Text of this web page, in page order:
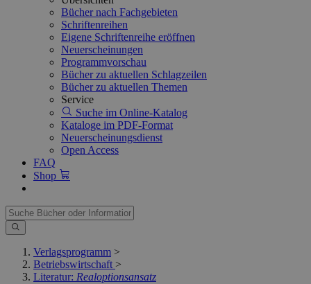
Bücher nach Fachgebieten
Schriftenreihen
Eigene Schriftenreihe eröffnen
Neuerscheinungen
Programmvorschau
Bücher zu aktuellen Schlagzeilen
Bücher zu aktuellen Themen
Service
Suche im Online-Katalog
Kataloge im PDF-Format
Neuerscheinungsdienst
Open Access
FAQ
Shop
Verlagsprogramm >
Betriebswirtschaft >
Literatur: Realoptionsansatz